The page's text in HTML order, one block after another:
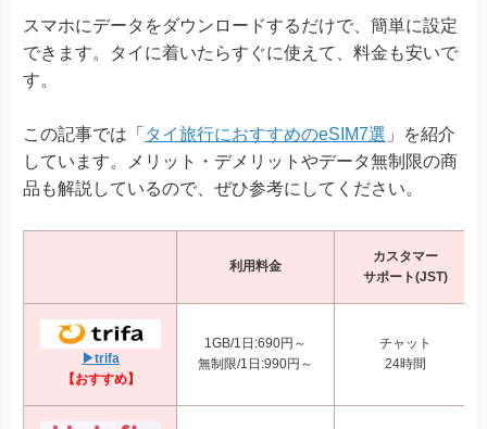
スマホにデータをダウンロードするだけで、簡単に設定
できます。タイに着いたらすぐに使えて、料金も安いで
す。
この記事では「 タイ旅行におすすめのeSIM7選 」を紹介
しています。メリット・デメリットやデータ無制限の商
品も解説しているので、ぜひ参考にしてください。
利用料金
カスタマー
サポート(JST)
▶trifa
【おすすめ】
1GB/1日:690円～
無制限/1日:990円～
チャット
24時間